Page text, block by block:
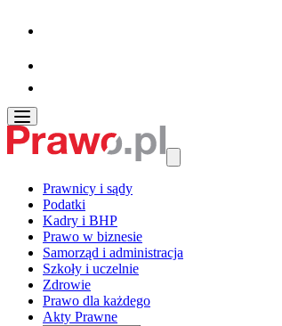
Prawnicy i sądy
Podatki
Kadry i BHP
Prawo w biznesie
Samorząd i administracja
Szkoły i uczelnie
Zdrowie
Prawo dla każdego
Akty Prawne